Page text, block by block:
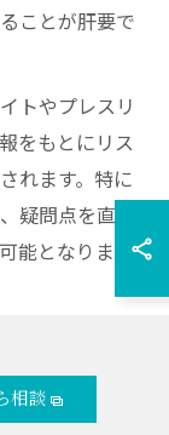
ことが肝要で
トやプレスリ
をもとにリス
れます。特に
疑問点を直接
能となりま
イント
、不動産投資
相談